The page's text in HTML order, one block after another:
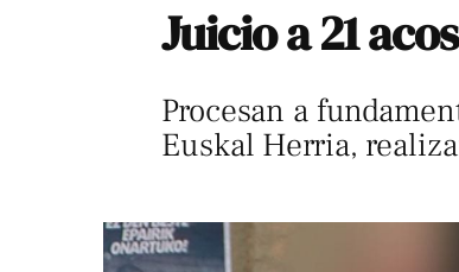
Juicio a 21
Procesan a
Euskal Herria,